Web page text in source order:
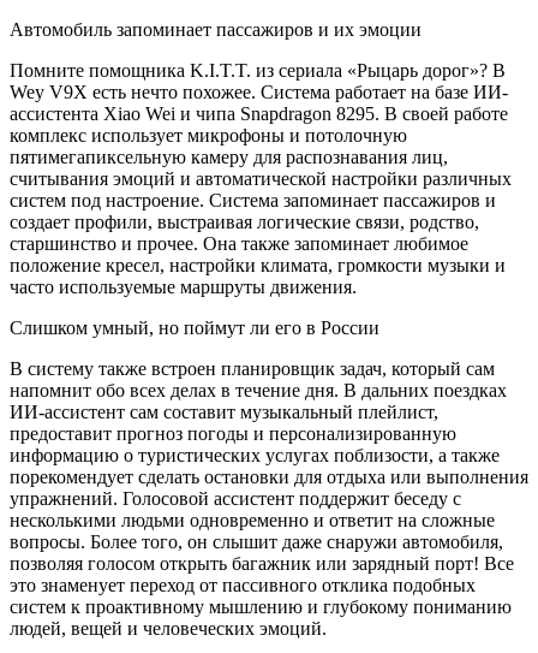
Автомобиль запоминает пассажиров и их эмоции
Помните помощника K.I.T.T. из сериала «Рыцарь дорог»? В
Wey V9X есть нечто похожее. Система работает на базе ИИ-
ассистента Xiao Wei и чипа Snapdragon 8295. В своей работе
комплекс использует микрофоны и потолочную
пятимегапиксельную камеру для распознавания лиц,
считывания эмоций и автоматической настройки различных
систем под настроение. Система запоминает пассажиров и
создает профили, выстраивая логические связи, родство,
старшинство и прочее. Она также запоминает любимое
положение кресел, настройки климата, громкости музыки и
часто используемые маршруты движения.
Слишком умный, но поймут ли его в России
В систему также встроен планировщик задач, который сам
напомнит обо всех делах в течение дня. В дальних поездках
ИИ-ассистент сам составит музыкальный плейлист,
предоставит прогноз погоды и персонализированную
информацию о туристических услугах поблизости, а также
порекомендует сделать остановки для отдыха или выполнения
упражнений. Голосовой ассистент поддержит беседу с
несколькими людьми одновременно и ответит на сложные
вопросы. Более того, он слышит даже снаружи автомобиля,
позволяя голосом открыть багажник или зарядный порт! Все
это знаменует переход от пассивного отклика подобных
систем к проактивному мышлению и глубокому пониманию
людей, вещей и человеческих эмоций.